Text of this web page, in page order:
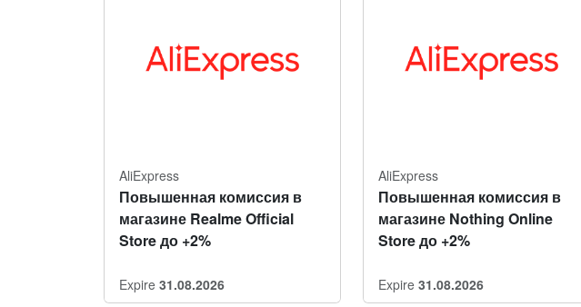
AliExpress
Повышенная комиссия в
магазине Realme Official
Store до +2%
Expire 31.08.2026
AliExpress
Повышенная комиссия в
магазине Nothing Online
Store до +2%
Expire 31.08.2026